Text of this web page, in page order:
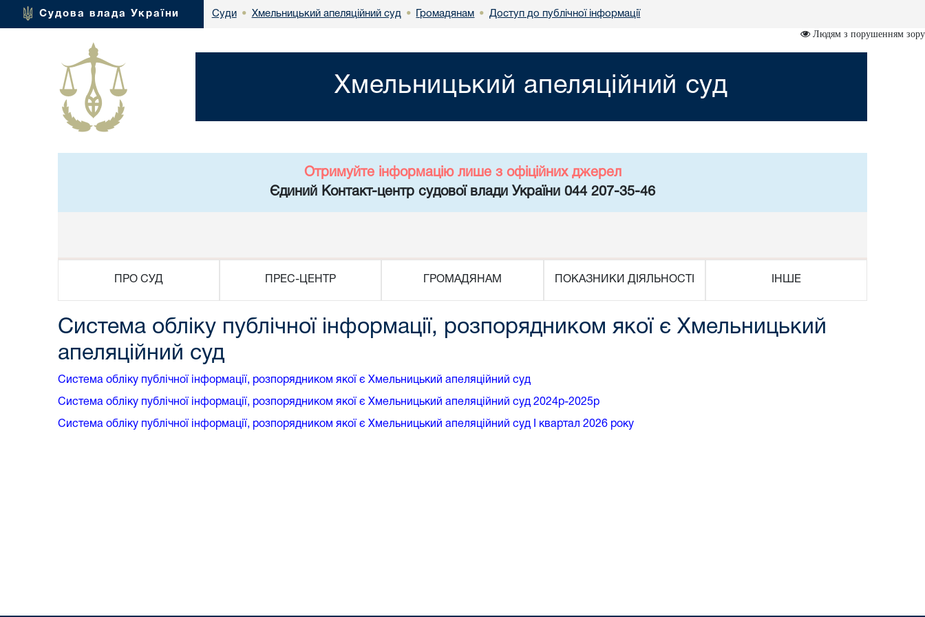
Судова влада України Суди • Хмельницький апеляційний суд • Громадянам • Доступ до публічної інформації
Людям з порушенням зору
Хмельницький апеляційний суд
Отримуйте інформацію лише з офіційних джерел
Єдиний Контакт-центр судової влади України 044 207-35-46
ПРО СУД ПРЕС-ЦЕНТР ГРОМАДЯНАМ ПОКАЗНИКИ ДІЯЛЬНОСТІ ІНШЕ
Система обліку публічної інформації, розпорядником якої є Хмельницький
апеляційний суд
Система обліку публічної інформації, розпорядником якої є Хмельницький апеляційний суд
Система обліку публічної інформації, розпорядником якої є Хмельницький апеляційний суд 2024р-2025р
Система обліку публічної інформації, розпорядником якої є Хмельницький апеляційний суд І квартал 2026 року